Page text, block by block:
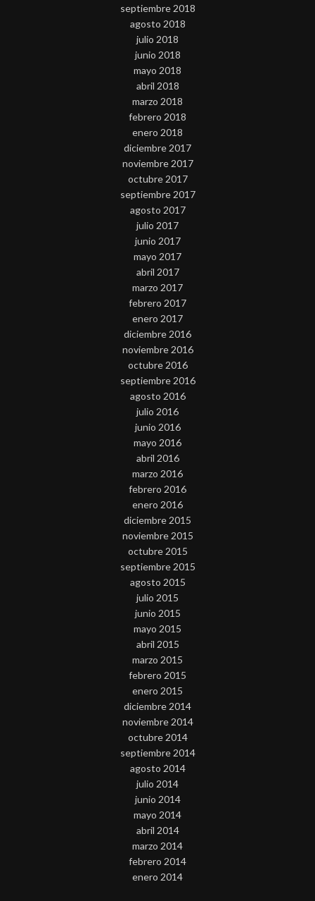
septiembre 2018
agosto 2018
julio 2018
junio 2018
mayo 2018
abril 2018
marzo 2018
febrero 2018
enero 2018
diciembre 2017
noviembre 2017
octubre 2017
septiembre 2017
agosto 2017
julio 2017
junio 2017
mayo 2017
abril 2017
marzo 2017
febrero 2017
enero 2017
diciembre 2016
noviembre 2016
octubre 2016
septiembre 2016
agosto 2016
julio 2016
junio 2016
mayo 2016
abril 2016
marzo 2016
febrero 2016
enero 2016
diciembre 2015
noviembre 2015
octubre 2015
septiembre 2015
agosto 2015
julio 2015
junio 2015
mayo 2015
abril 2015
marzo 2015
febrero 2015
enero 2015
diciembre 2014
noviembre 2014
octubre 2014
septiembre 2014
agosto 2014
julio 2014
junio 2014
mayo 2014
abril 2014
marzo 2014
febrero 2014
enero 2014